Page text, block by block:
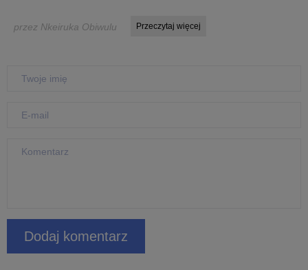
przez Nkeiruka Obiwulu Przeczytaj więcej